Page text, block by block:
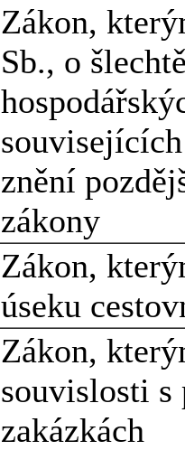
Zákon,
Sb., o
znění
zákony
Zákon,
úseku
Zákon,
souvislosti
zakázkách